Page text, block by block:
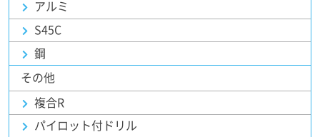
アルミ
S45C
鋼
その他
複合R
パイロット付ドリル